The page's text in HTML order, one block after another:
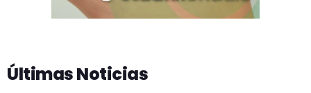
Últimas Noticias